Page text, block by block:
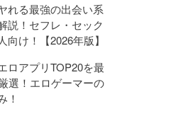
れる最強の出会い系
説！セフレ・セック
向け！【2026年版】
ロアプリTOP20を最
選！エロゲーマーの
！